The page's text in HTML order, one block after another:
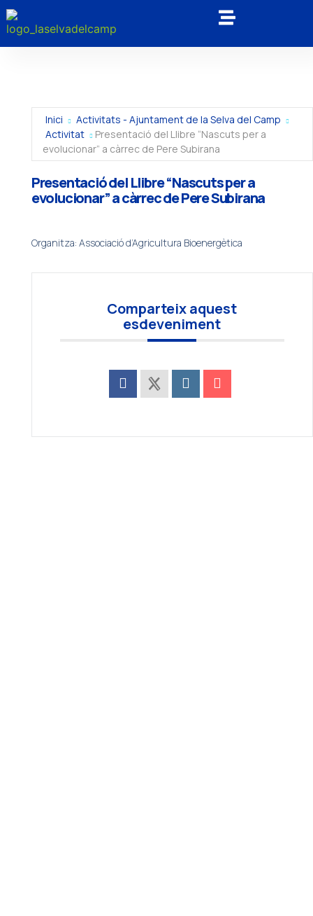
Inici
Activitats - Ajuntament de la Selva del Camp
Activitat
Presentació del Llibre “Nascuts per a
evolucionar” a càrrec de Pere Subirana
Presentació del Llibre “Nascuts per a
evolucionar” a càrrec de Pere Subirana
Organitza: Associació d’Agricultura Bioenergètica
Comparteix aquest
esdeveniment